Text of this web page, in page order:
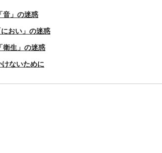
音」の迷惑
おい」の迷惑
衛生」の迷惑
けないために